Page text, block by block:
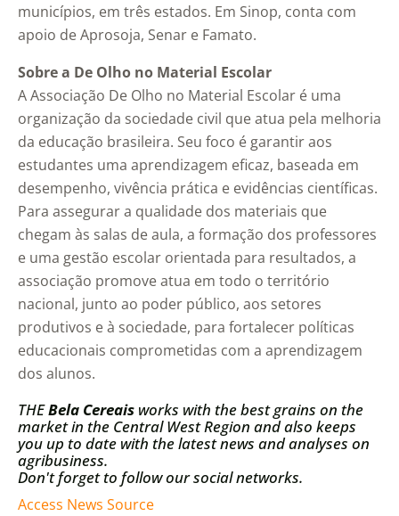
municípios, em três estados. Em Sinop, conta com
apoio de Aprosoja, Senar e Famato.
Sobre a De Olho no Material Escolar
A Associação De Olho no Material Escolar é uma
organização da sociedade civil que atua pela melhoria
da educação brasileira. Seu foco é garantir aos
estudantes uma aprendizagem eficaz, baseada em
desempenho, vivência prática e evidências científicas.
Para assegurar a qualidade dos materiais que
chegam às salas de aula, a formação dos professores
e uma gestão escolar orientada para resultados, a
associação promove atua em todo o território
nacional, junto ao poder público, aos setores
produtivos e à sociedade, para fortalecer políticas
educacionais comprometidas com a aprendizagem
dos alunos.
THEBela Cereais works with the best grains on the
market in the Central West Region and also keeps
you up to date with the latest news and analyses on
agribusiness.
Don't forget to follow our social networks.
Access News Source